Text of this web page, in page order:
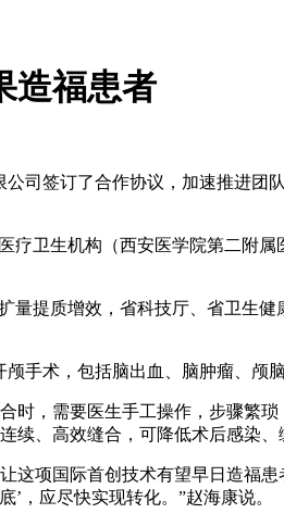
造福患者
签订了合作协议，加速推进团
卫生机构（西安医学院第二附属
提质增效，省科技厅、省卫生健
术，包括脑出血、脑肿瘤、颅脑
，需要医生手工操作，步骤繁琐
续、高效缝合，可降低术后感染
国际首创技术有望早日造福患
’，应尽快实现转化。”赵海康说。